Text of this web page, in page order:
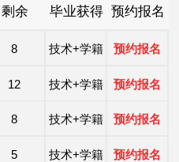
剩余 毕业获得 预约报名
5 技术+学籍 预约报名
8 技术+学籍 预约报名
12 技术+学籍 预约报名
8 技术+学籍 预约报名
5 技术+学籍 预约报名